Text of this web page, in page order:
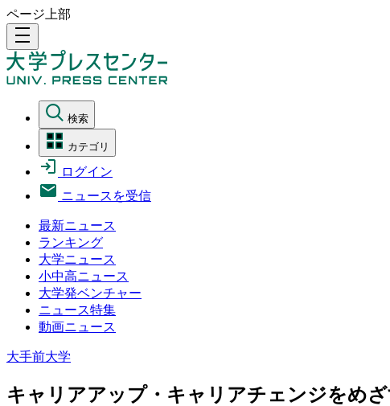
ページ上部
density_medium
検索
カテゴリ
ログイン
ニュースを受信
最新ニュース
ランキング
大学ニュース
小中高ニュース
大学発ベンチャー
ニュース特集
動画ニュース
大手前大学
キャリアアップ・キャリアチェンジをめ